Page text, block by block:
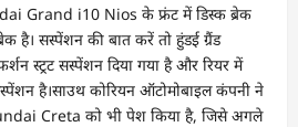
Grand i10 Nios के फ्रंट में डिस्क ब्रेक
है। सस्पेंशन की बात करें तो हुंडई ग्रैंड
स्ट्रट सस्पेंशन दिया गया है और रियर में
है।साउथ कोरियन ऑटोमोबाइल कंपनी ने
Creta को भी पेश किया है, जिसे अगले